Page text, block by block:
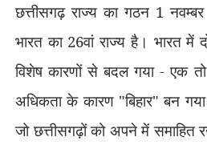
छत्तीसगढ़ राज्य का गठन 1
भारत का 26वां राज्य है। भारत में
विशेष कारणों से बदल गया - एक तो
अधिकता के कारण "बिहार" बन
जो छत्तीसगढ़ों को अपने में